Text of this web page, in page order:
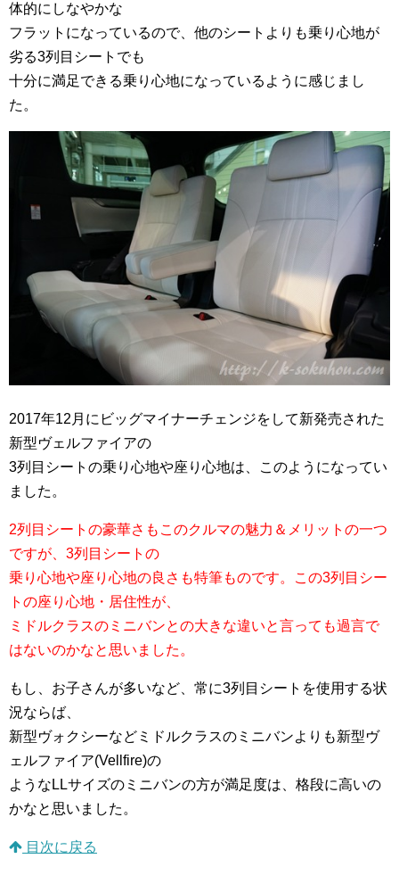
体的にしなやかな
フラットになっているので、他のシートよりも乗り心地が
劣る3列目シートでも
十分に満足できる乗り心地になっているように感じまし
た。
2017年12月にビッグマイナーチェンジをして新発売された
新型ヴェルファイアの
3列目シートの乗り心地や座り心地は、このようになってい
ました。
2列目シートの豪華さもこのクルマの魅力＆メリットの一つ
ですが、3列目シートの
乗り心地や座り心地の良さも特筆ものです。この3列目シー
トの座り心地・居住性が、
ミドルクラスのミニバンとの大きな違いと言っても過言で
はないのかなと思いました。
もし、お子さんが多いなど、常に3列目シートを使用する状
況ならば、
新型ヴォクシーなどミドルクラスのミニバンよりも新型ヴ
ェルファイア(Vellfire)の
ようなLLサイズのミニバンの方が満足度は、格段に高いの
かなと思いました。
目次に戻る